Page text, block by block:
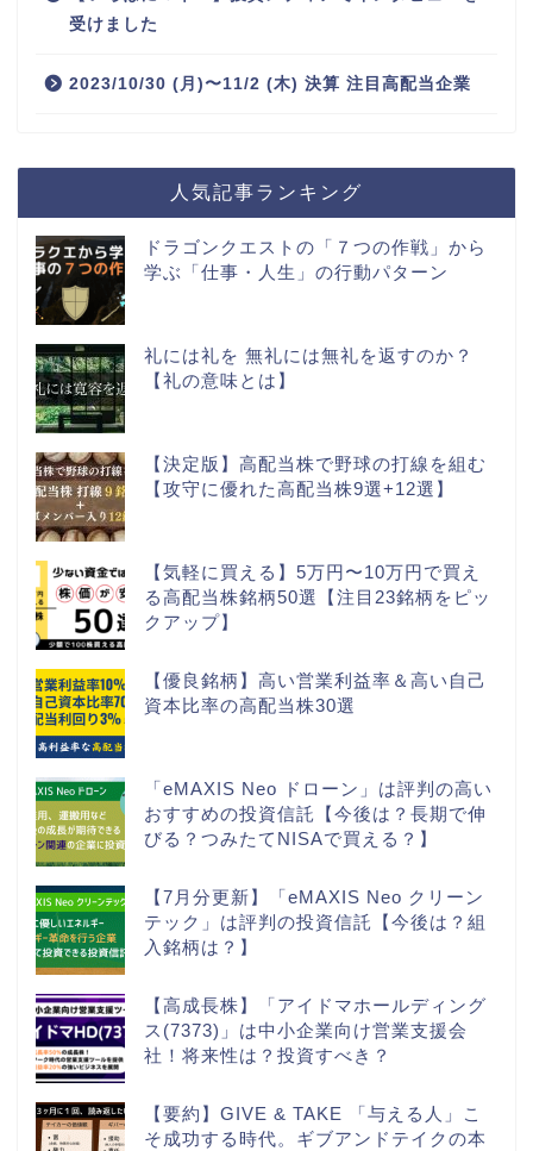
受けました
2023/10/30 (月)〜11/2 (木) 決算 注目高配当企業
人気記事ランキング
ドラゴンクエストの「７つの作戦」から
学ぶ「仕事・人生」の行動パターン
礼には礼を 無礼には無礼を返すのか？
【礼の意味とは】
【決定版】高配当株で野球の打線を組む
【攻守に優れた高配当株9選+12選】
【気軽に買える】5万円〜10万円で買え
る高配当株銘柄50選【注目23銘柄をピッ
クアップ】
【優良銘柄】高い営業利益率＆高い自己
資本比率の高配当株30選
「eMAXIS Neo ドローン」は評判の高い
おすすめの投資信託【今後は？長期で伸
びる？つみたてNISAで買える？】
【7月分更新】「eMAXIS Neo クリーン
テック」は評判の投資信託【今後は？組
入銘柄は？】
【高成長株】「アイドマホールディング
ス(7373)」は中小企業向け営業支援会
社！将来性は？投資すべき？
【要約】GIVE & TAKE 「与える人」こ
そ成功する時代。ギブアンドテイクの本